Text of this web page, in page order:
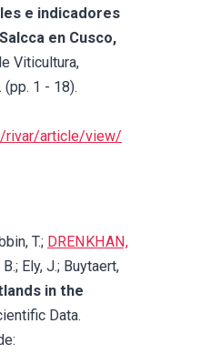
e indicadores
en Cusco,
Viticultura,
(pp. 1 - 18).
rivar/article/view/
T.; DRENKHAN,
Ely, J.; Buytaert,
in the
Data.